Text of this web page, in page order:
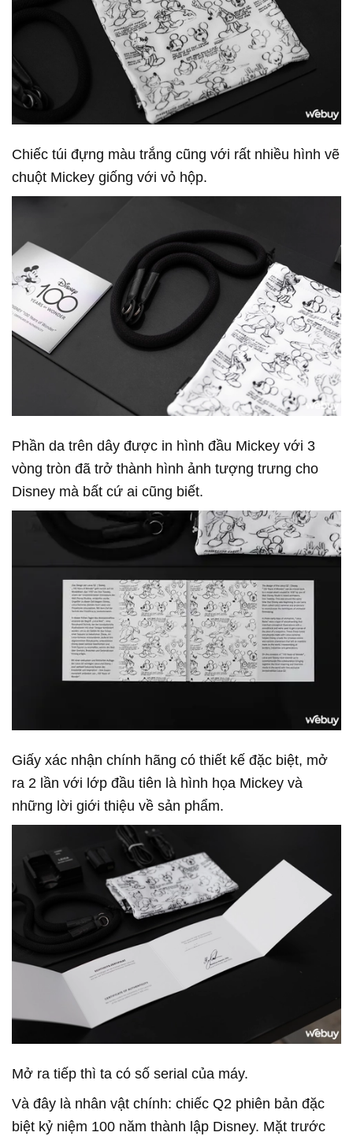
Chiếc túi đựng màu trắng cũng với rất nhiều hình vẽ
chuột Mickey giống với vỏ hộp.
Phần da trên dây được in hình đầu Mickey với 3
vòng tròn đã trở thành hình ảnh tượng trưng cho
Disney mà bất cứ ai cũng biết.
Giấy xác nhận chính hãng có thiết kế đặc biệt, mở
ra 2 lần với lớp đầu tiên là hình họa Mickey và
những lời giới thiệu về sản phẩm.
Mở ra tiếp thì ta có số serial của máy.
Và đây là nhân vật chính: chiếc Q2 phiên bản đặc
biệt kỷ niệm 100 năm thành lập Disney. Mặt trước